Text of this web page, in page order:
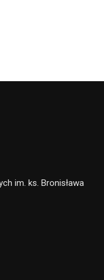
im. ks. Bronisława